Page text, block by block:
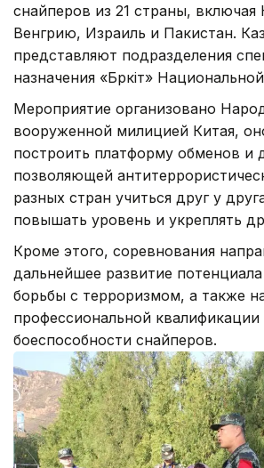
снайперов из 21 страны, включая
Венгрию, Израиль и Пакистан.
представляют подразделения
назначения «Бүркіт»
Мероприятие организовано
вооруженной милицией Китая,
построить платформу обменов и
позволяющей
разных стран учиться друг у
повышать уровень и укреплять
Кроме этого, соревнования
дальнейшее развитие
борьбы с терроризмом, а также
профессиональной квалификации
боеспособности снайперов.